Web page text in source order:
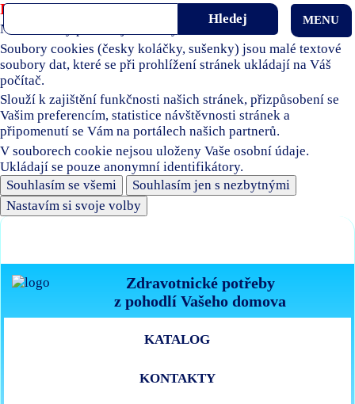
Používáme soubory cookies
Naše stránky používají soubory cookies.
Soubory cookies (česky koláčky, sušenky) jsou malé textové
soubory dat, které se při prohlížení stránek ukládají na Váš
počítač.
Slouží k zajištění funkčnosti našich stránek, přizpůsobení se
Vašim preferencím, statistice návštěvnosti stránek a
připomenutí se Vám na portálech našich partnerů.
V souborech cookie nejsou uloženy Vaše osobní údaje.
Ukládají se pouze anonymní identifikátory.
Souhlasím se všemi
Souhlasím jen s nezbytnými
Nastavím si svoje volby
Zdravotnické potřeby
z pohodlí Vašeho domova
MENU
KATALOG
KONTAKTY